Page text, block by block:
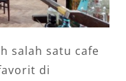
salah satu cafe
di